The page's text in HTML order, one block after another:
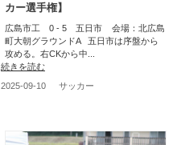
カー選手権】
広島市工 0 - 5 五日市 会場：北広島
町大朝グラウンドA 五日市は序盤から
攻める。右CKから中...
続きを読む
2025-09-10
サッカー